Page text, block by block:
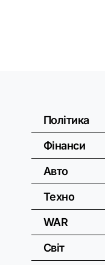
Політика
Фінанси
Авто
Техно
WAR
Світ